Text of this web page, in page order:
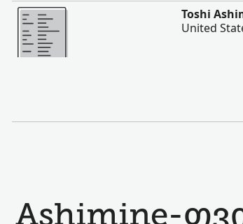
შევიტყოთ მეტი
Toshi
United
Ashimine-